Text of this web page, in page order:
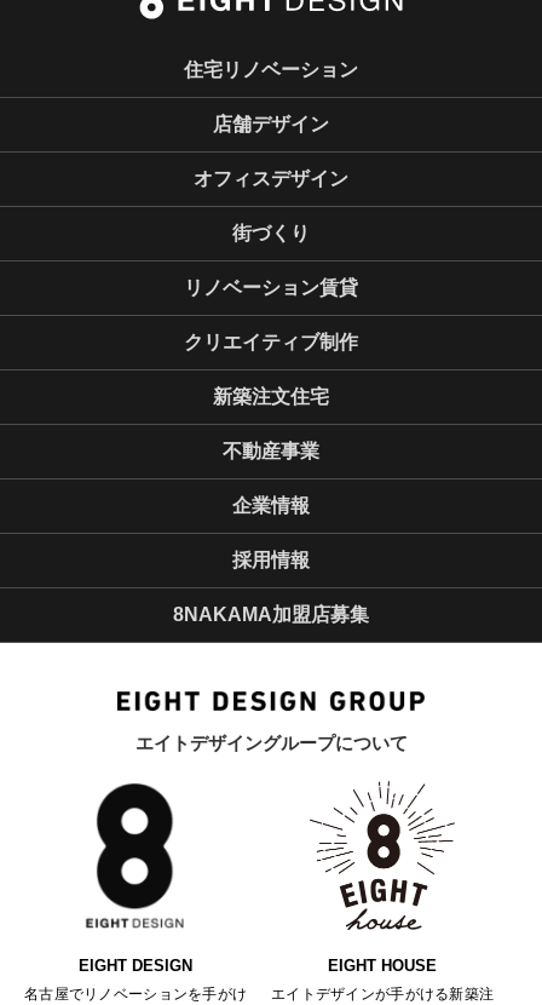
エイトデザイングループについて
EIGHT DESIGN
名古屋でリノベーションを手がけ
EIGHT HOUSE
エイトデザインが手がける新築注
住宅リノベーション
店舗デザイン
オフィスデザイン
街づくり
リノベーション賃貸
クリエイティブ制作
新築注文住宅
不動産事業
企業情報
採用情報
8NAKAMA加盟店募集